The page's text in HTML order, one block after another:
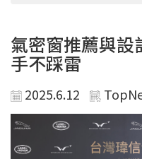
氣密窗推薦與
手不踩雷
2025.6.12